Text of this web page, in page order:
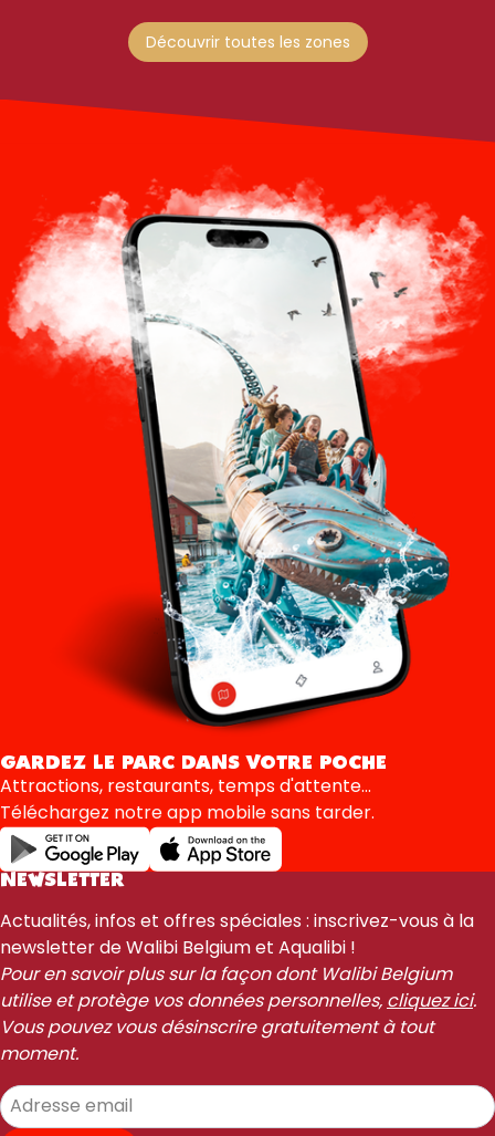
Découvrir toutes les zones
GARDEZ LE PARC DANS VOTRE POCHE
Attractions, restaurants, temps d'attente...
Téléchargez notre app mobile sans tarder.
NEWSLETTER
Actualités, infos et offres spéciales : inscrivez-vous à la
newsletter de Walibi Belgium et Aqualibi !
Pour en savoir plus sur la façon dont Walibi Belgium
utilise et protège vos données personnelles, cliquez ici.
Vous pouvez vous désinscrire gratuitement à tout
moment.